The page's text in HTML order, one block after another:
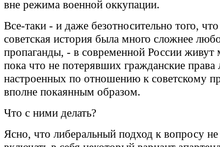
вне режима военной оккупации.
Все-таки - и даже безотносительно того,
советская история была много сложнее
пропаганды, - в современной России
пока что не потерявших гражданские права
настроенных по отношению к советскому
вполне покаянным образом.
Что с ними делать?
Ясно, что либеральный подход к вопросу